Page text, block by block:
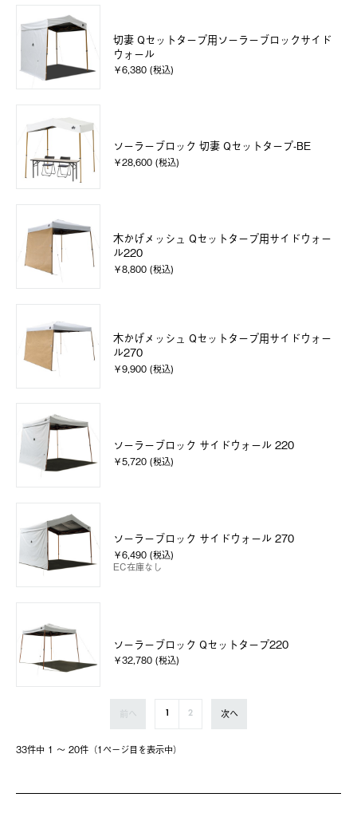
切妻 Qセットタープ用ソーラーブロックサイド
ウォール
￥6,380 (税込)
ソーラーブロック 切妻 Qセットタープ-BE
￥28,600 (税込)
木かげメッシュ Qセットタープ用サイドウォー
ル220
￥8,800 (税込)
木かげメッシュ Qセットタープ用サイドウォー
ル270
￥9,900 (税込)
ソーラーブロック サイドウォール 220
￥5,720 (税込)
ソーラーブロック サイドウォール 270
￥6,490 (税込)
EC在庫なし
ソーラーブロック Qセットタープ220
￥32,780 (税込)
33件中 1 〜 20件（1ページ⽬を表⽰中）
前へ 1 2 次へ